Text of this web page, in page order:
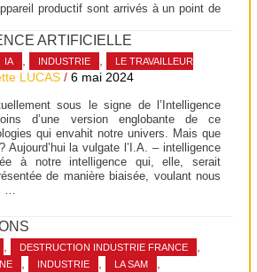
productif sont arrivés à un point de
ARTIFICIELLE
IA , INDUSTRIE ,
LE TRAVAILLEUR
LUCAS /6 mai 2024
sous le signe de l’Intelligence
d’une version englobante de ce
qui envahit notre univers. Mais que
Aujourd’hui la vulgate l’I.A. – intelligence
à notre intelligence qui, elle, serait
de manière biaisée, voulant nous
…
DESTRUCTION INDUSTRIE FRANCE
INDUSTRIE LA SAM